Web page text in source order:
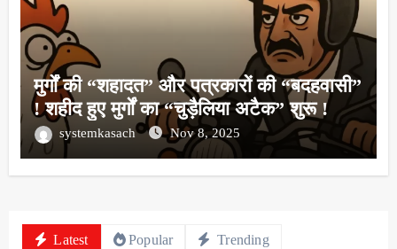
मुर्गों की “शहादत” और पत्रकारों की “बदहवासी”
! शहीद हुए मुर्गों का “चुड़ैलिया अटैक” शुरू !
systemkasach Nov 8, 2025
Latest Popular Trending